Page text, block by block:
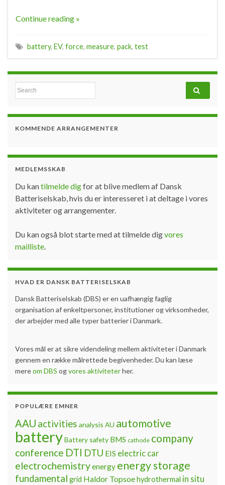
Continue reading »
battery, EV, force, measure, pack, test
Search for:
KOMMENDE ARRANGEMENTER
MEDLEMSSKAB
Du kantilmelde digfor at blive medlem af Dansk
Batteriselskab, hvis du er interesseret i at deltage i vores
aktiviteter og arrangementer.
Du kan også blot starte med at tilmelde digvores
mailliste.
HVAD ER DANSK BATTERISELSKAB
Dansk Batteriselskab (DBS) er en uafhængig faglig
organisation af enkeltpersoner, institutioner og virksomheder,
der arbejder med alle typer batterier i Danmark.
Vores mål er at sikre videndeling mellem aktiviteter i Danmark
gennem en række målrettede begivenheder. Du kan læse
mereom DBS ogvores aktiviteterher.
POPULÆRE EMNER
AAU activities analysis AU automotive
batteryBattery safety BMS cathode company
conference DTI DTU EIS electric car
electrochemistryenergy energy storage
fundamental grid Haldor Topsoehydrothermal in situ